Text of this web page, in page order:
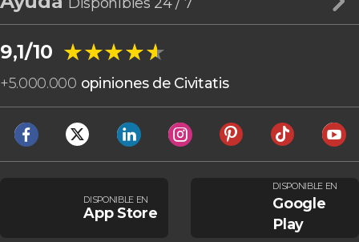
9,1/10 ★★★★★
★★★★★
+5.000.000 opiniones de Civitatis
DISPONIBLE EN
App Store
DISPONIBLE EN
Google
Play